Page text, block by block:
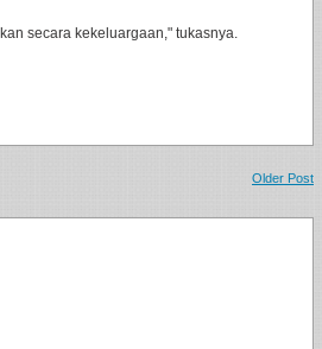
secara kekeluargaan," tukasnya.
Older Post